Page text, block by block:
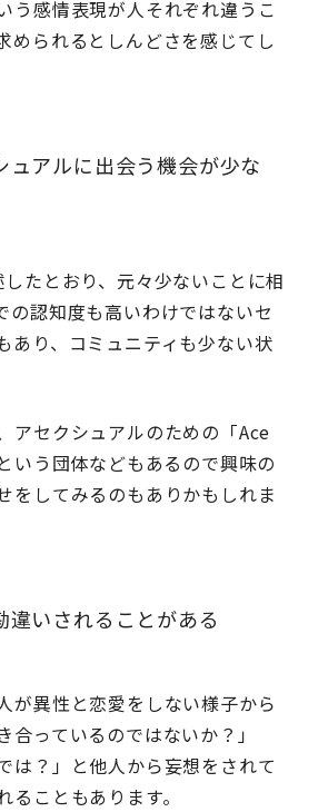
う感情表現が人それぞれ違うこ
められるとしんどさを感じてし
アルに出会う機会が少な
たとおり、元々少ないことに相
の認知度も高いわけではないセ
あり、コミュニティも少ない状
アセクシュアルのための「Ace
いう団体などもあるので興味の
をしてみるのもありかもしれま
いされることがある
が異性と恋愛をしない様子から
合っているのではないか？」
は？」と他人から妄想をされて
ることもあります。